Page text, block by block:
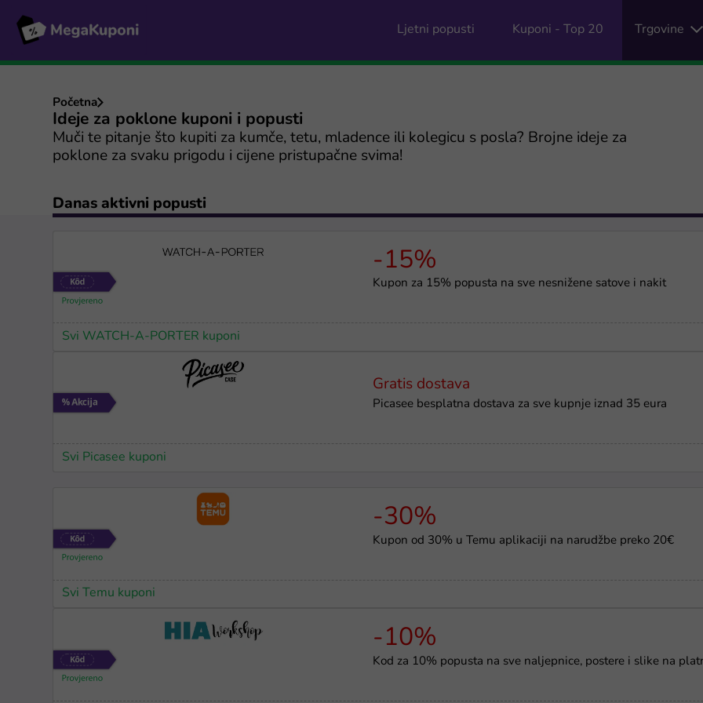
Ljetni popusti Kuponi - Top 20 Trgovine
Početna
Ideje za poklone kuponi i popusti
Muči te pitanje što kupiti za kumče, tetu, mladence ili kolegicu s posla? Brojne ideje za
poklone za svaku prigodu i cijene pristupačne svima!
Danas aktivni popusti
-15%
Kupon za 15% popusta na sve nesnižene satove i nakit
Svi WATCH-A-PORTER kuponi
Gratis dostava
Picasee besplatna dostava za sve kupnje iznad 35 eura
Svi Picasee kuponi
-30%
Kupon od 30% u Temu aplikaciji na narudžbe preko 20€
Svi Temu kuponi
-10%
Kod za 10% popusta na sve naljepnice, postere i slike na